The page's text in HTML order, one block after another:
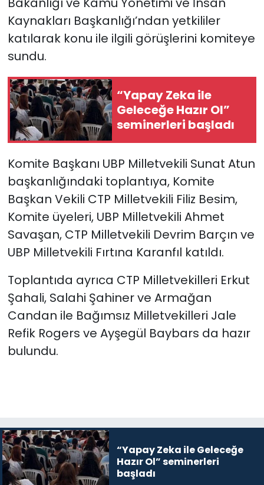
Kaynakları Başkanlığı’ndan yetkililer
katılarak konu ile ilgili görüşlerini komiteye
sundu.
“Yapay Zeka ile
Geleceğe Hazır Ol”
seminerleri başladı
Komite Başkanı UBP Milletvekili Sunat Atun
başkanlığındaki toplantıya, Komite
Başkan Vekili CTP Milletvekili Filiz Besim,
Komite üyeleri, UBP Milletvekili Ahmet
Savaşan, CTP Milletvekili Devrim Barçın ve
UBP Milletvekili Fırtına Karanfıl katıldı.
Toplantıda ayrıca CTP Milletvekilleri Erkut
Şahali, Salahi Şahiner ve Armağan
Candan ile Bağımsız Milletvekilleri Jale
Refik Rogers ve Ayşegül Baybars da hazır
bulundu.
“Yapay Zeka ile Geleceğe
Hazır Ol” seminerleri
başladı